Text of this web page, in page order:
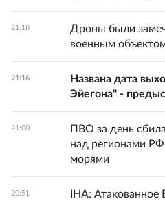
21:18
Дроны были
военным
21:16
Названа дата
Эйегона" -
21:00
ПВО за день
над регионами
морями
20:51
IHA: